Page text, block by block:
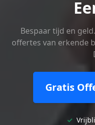
Bespaar tijd en
offertes van erkende
Gratis
✓